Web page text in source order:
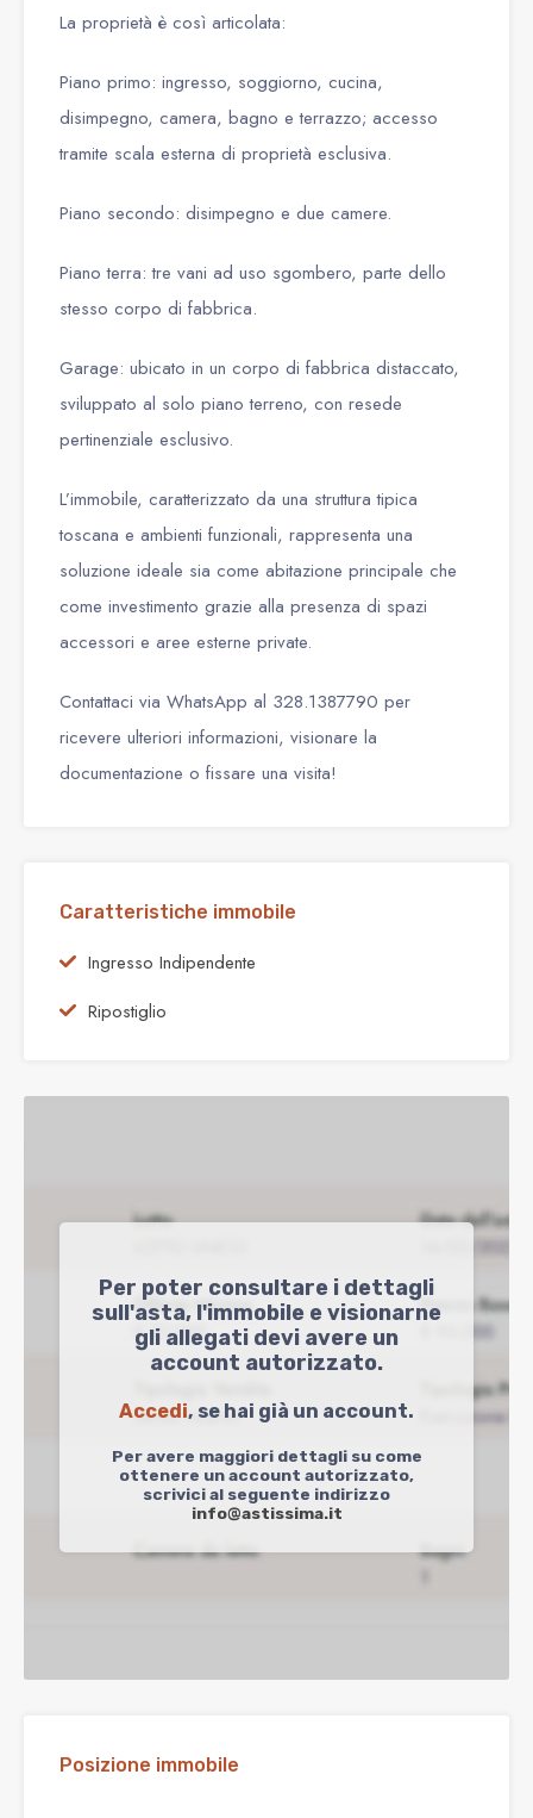
La proprietà è così articolata:
Piano primo: ingresso, soggiorno, cucina,
disimpegno, camera, bagno e terrazzo; accesso
tramite scala esterna di proprietà esclusiva.
Piano secondo: disimpegno e due camere.
Piano terra: tre vani ad uso sgombero, parte dello
stesso corpo di fabbrica.
Garage: ubicato in un corpo di fabbrica distaccato,
sviluppato al solo piano terreno, con resede
pertinenziale esclusivo.
L’immobile, caratterizzato da una struttura tipica
toscana e ambienti funzionali, rappresenta una
soluzione ideale sia come abitazione principale che
come investimento grazie alla presenza di spazi
accessori e aree esterne private.
Contattaci via WhatsApp al 328.1387790 per
ricevere ulteriori informazioni, visionare la
documentazione o fissare una visita!
Caratteristiche immobile
Ingresso Indipendente
Ripostiglio
Per poter consultare i dettagli
sull'asta, l'immobile e visionarne
gli allegati devi avere un
account autorizzato.
Accedi, se hai già un account.
Per avere maggiori dettagli su come
ottenere un account autorizzato,
scrivici al seguente indirizzo
info@astissima.it
Posizione immobile